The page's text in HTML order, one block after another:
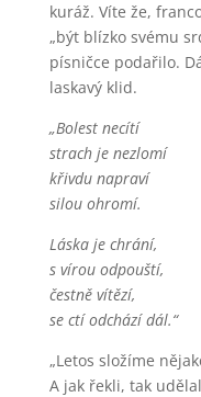
kuráž. Víte že,
„být blízko svému
písničce podařilo.
laskavý klid.
„Bolest necítí
strach je nezlomí
křivdu napraví
silou ohromí.
Láska je chrání,
s vírou odpouští,
čestně vítězí,
se ctí odchází dál.“
„Letos složíme
A jak řekli, tak